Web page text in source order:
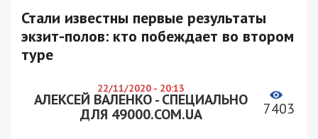
Стали известны первые результаты
экзит-полов: кто побеждает во втором
туре
22/11/2020 - 20:13
АЛЕКСЕЙ ВАЛЕНКО - СПЕЦИАЛЬНО
ДЛЯ 49000.COM.UA
7403